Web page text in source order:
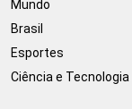
Mundo
Brasil
Esportes
Ciência e Tecnologia